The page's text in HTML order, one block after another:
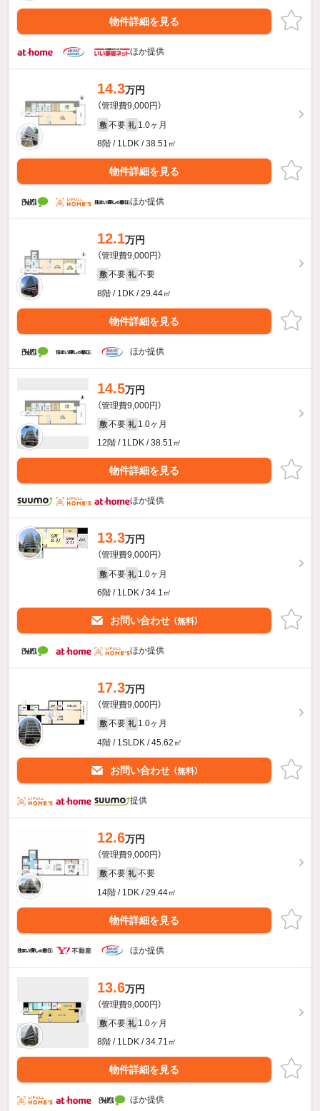
物件詳細を見る
ほか提供
14.3万円
（管理費9,000円）
敷 不要 礼 1.0ヶ月
8階 / 1LDK / 38.51㎡
物件詳細を見る
ほか提供
12.1万円
（管理費9,000円）
敷 不要 礼 不要
8階 / 1DK / 29.44㎡
物件詳細を見る
ほか提供
14.5万円
（管理費9,000円）
敷 不要 礼 1.0ヶ月
12階 / 1LDK / 38.51㎡
物件詳細を見る
ほか提供
13.3万円
（管理費9,000円）
敷 不要 礼 1.0ヶ月
6階 / 1LDK / 34.1㎡
お問い合わせ （無料）
ほか提供
17.3万円
（管理費9,000円）
敷 不要 礼 1.0ヶ月
4階 / 1SLDK / 45.62㎡
お問い合わせ （無料）
提供
12.6万円
（管理費9,000円）
敷 不要 礼 不要
14階 / 1DK / 29.44㎡
物件詳細を見る
ほか提供
13.6万円
（管理費9,000円）
敷 不要 礼 1.0ヶ月
8階 / 1LDK / 34.71㎡
物件詳細を見る
ほか提供